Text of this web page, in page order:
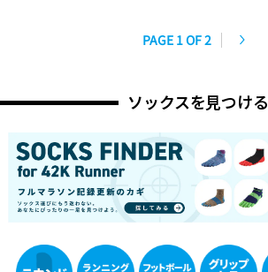
PAGE 1 OF 2
ソックスを見つける